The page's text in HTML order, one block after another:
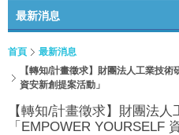
最新消息
首頁
最新消息
【轉知/計畫徵求】財團法人工業技
資安新創提案活動」
【轉知/計畫徵求】財團法
「EMPOWER YOURSELF